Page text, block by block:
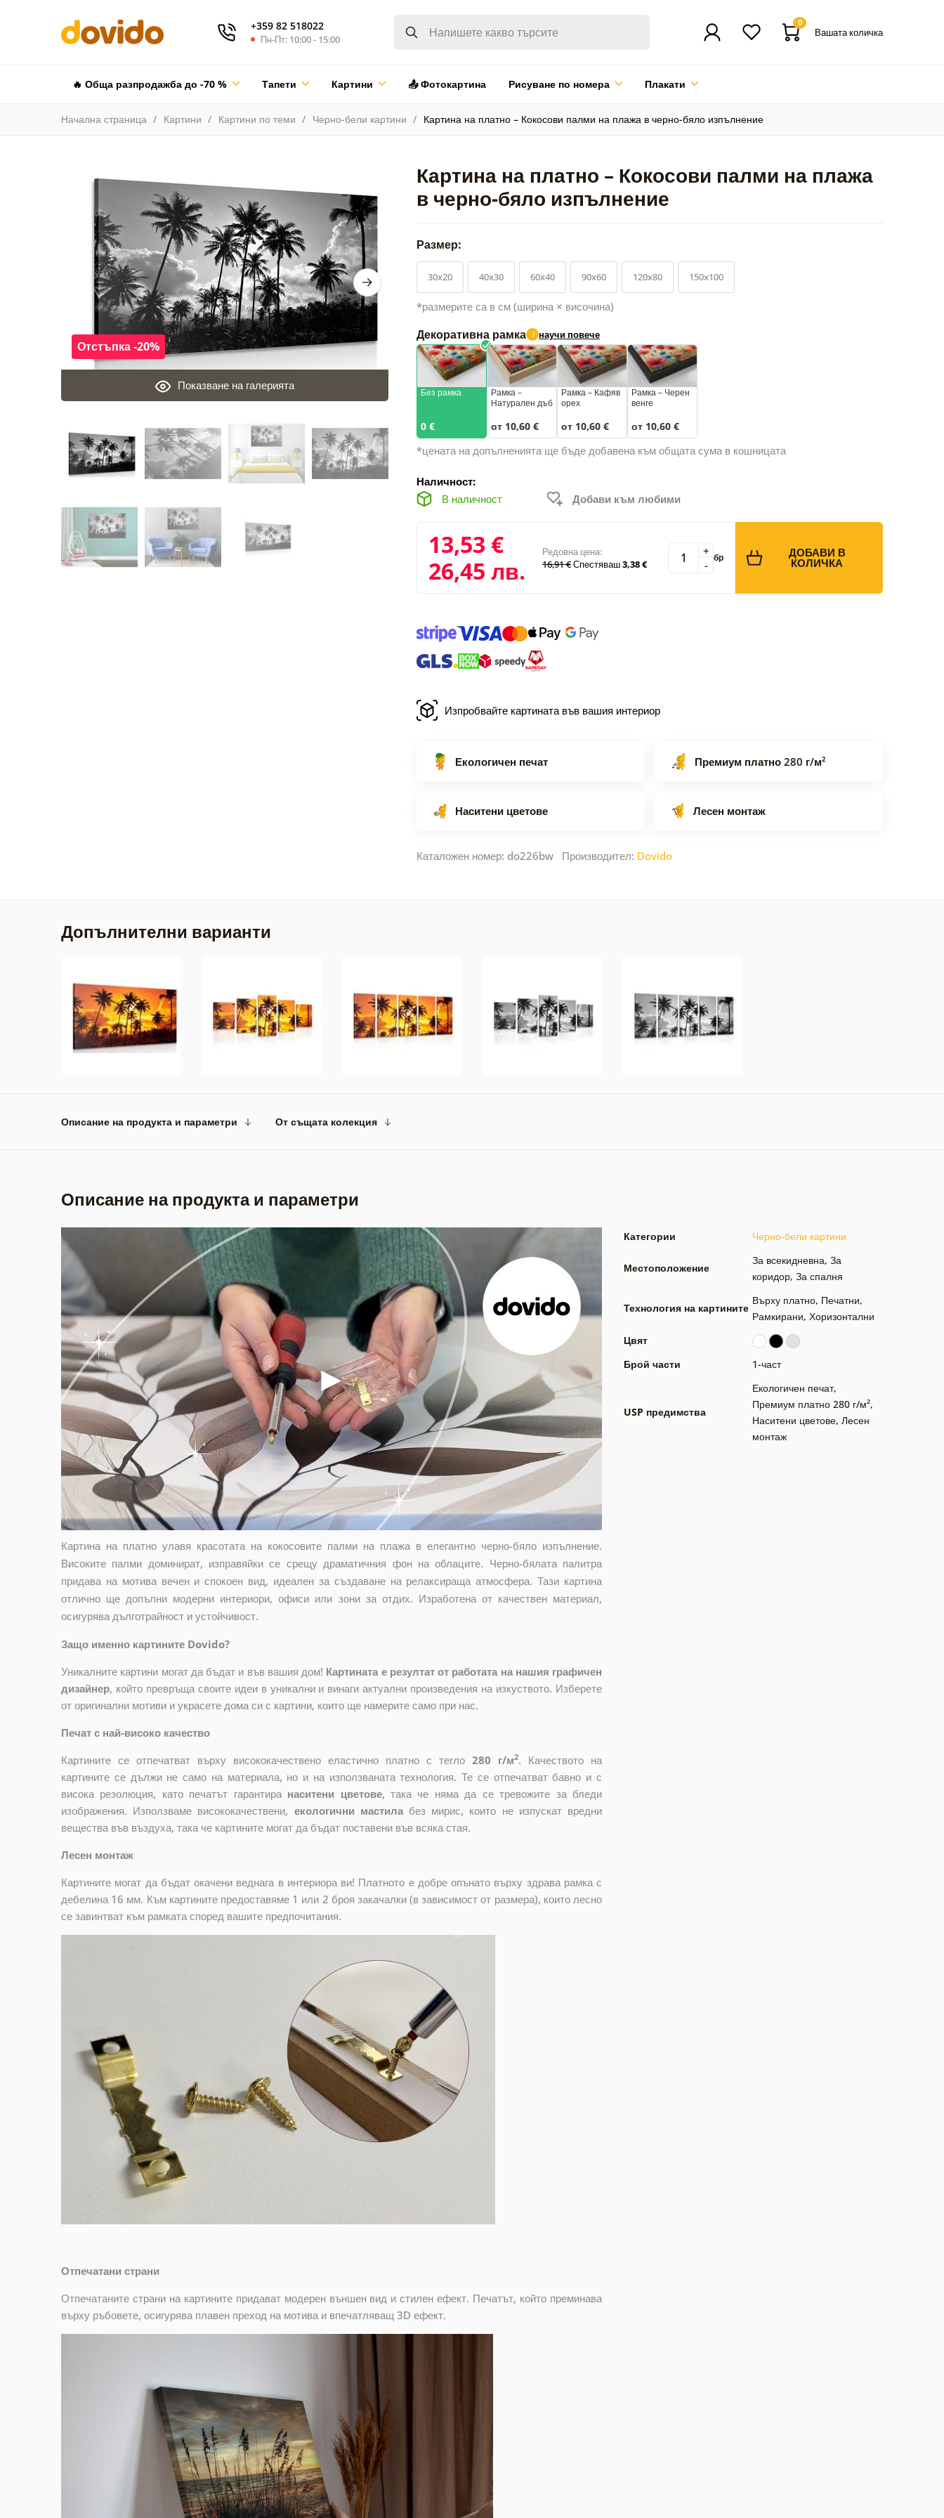
+359 82 518022
Пн-Пт: 10:00 - 15:00
0
Вашата количка
🔥 Обща разпродажба до -70 % Тапети Картини 📤 Фотокартина Рисуване по номера Плакати
Начална страница Картини Картини по теми Черно-бели картини Картина на платно – Кокосови палми на плажа в черно-бяло изпълнение
Картина на платно – Кокосови палми на плажа
в черно-бяло изпълнение
Показване на галерията
Отстъпка -20%
Размер:
30x20 40x30 60x40 90x60 120x80 150x100
*размерите са в см (ширина × височина)
Декоративна рамка i научи повече
Без рамка
0 €
Рамка –
Натурален дъб
от 10,60 €
Рамка – Кафяв
орех
от 10,60 €
Рамка – Черен
венге
от 10,60 €
*цената на допълненията ще бъде добавена към общата сума в кошницата
Наличност:
В наличност
Добави към любими
13,53 €
26,45 лв.
Редовна цена:
16,91 €Спестяваш3,38 € -
+ бр ДОБАВИ В
КОЛИЧКА
Изпробвайте картината във вашия интериор
Екологичен печат Премиум платно 280 г/м²
Наситени цветове Лесен монтаж
Каталожен номер: do226bw Производител: Dovido
Допълнителни варианти
Описание на продукта и параметри От същата колекция
Описание на продукта и параметри
Картина на платно улавя красотата на кокосовите палми на плажа в елегантно черно-бяло изпълнение.
Високите палми доминират, изправяйки се срещу драматичния фон на облаците. Черно-бялата палитра
придава на мотива вечен и спокоен вид, идеален за създаване на релаксираща атмосфера. Тази картина
отлично ще допълни модерни интериори, офиси или зони за отдих. Изработена от качествен материал,
осигурява дълготрайност и устойчивост.
Защо именно картините Dovido?
Уникалните картини могат да бъдат и във вашия дом! Картината е резултат от работата на нашия графичен
дизайнер, койтопревръща своите идеи в уникални и винаги актуални произведения на изкуството. Изберете
от оригинални мотиви и украсете дома си с картини, които ще намерите само при нас.
Печат с най-високо качество
Картините се отпечатват върху висококачествено еластично платно с тегло 280 г/м2. Качеството на
картините се дължи не само на материала, но и на използваната технология. Те се отпечатват бавно и с
висока резолюция, като печатът гарантира наситени цветове, така че няма да се тревожите за бледи
изображения. Използваме висококачествени, екологични мастилабез мирис, които не изпускат вредни
вещества във въздуха, така че картините могат да бъдат поставени във всяка стая.
Лесен монтаж
Картините могат да бъдат окачени веднага в интериора ви! Платното е добре опънато върху здрава рамка с
дебелина 16 мм. Към картините предоставяме 1 или 2 броя закачалки (в зависимост от размера), които лесно
се завинтват към рамката според вашите предпочитания.
Отпечатани страни
Отпечатаните страни на картините придават модерен външен вид и стилен ефект. Печатът, който преминава
върху ръбовете, осигурява плавен преход на мотива и впечатляващ 3D ефект.
Категории Черно-бели картини
Местоположение
За всекидневна, За
коридор, За спалня
Технология на картините
Върху платно, Печатни,
Рамкирани, Хоризонтални
Цвят
Брой части
1-част
USP предимства
Екологичен печат,
Премиум платно 280 г/м²,
Наситени цветове, Лесен
монтаж